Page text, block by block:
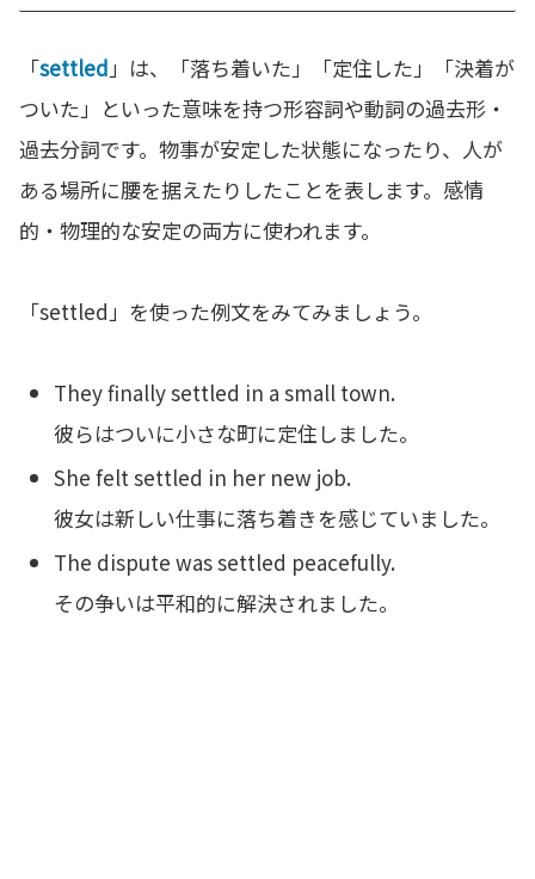
「settled 」は、「落ち着いた」「定住した」「決着が
ついた」といった意味を持つ形容詞や動詞の過去形・
過去分詞です。物事が安定した状態になったり、人が
ある場所に腰を据えたりしたことを表します。感情
的・物理的な安定の両方に使われます。
「settled」を使った例文をみてみましょう。
They finally settled in a small town.
彼らはついに小さな町に定住しました。
She felt settled in her new job.
彼女は新しい仕事に落ち着きを感じていました。
The dispute was settled peacefully.
その争いは平和的に解決されました。